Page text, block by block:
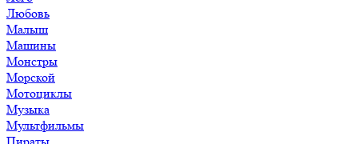
Любовь
Малыш
Машины
Монстры
Морской
Мотоциклы
Музыка
Мультфильмы